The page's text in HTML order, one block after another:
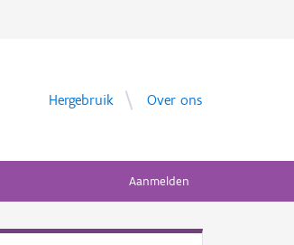
Hergebruik Over ons
Aanmelden